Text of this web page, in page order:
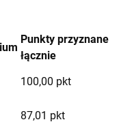
Punkty przyznane
łącznie
100,00 pkt
87,01 pkt